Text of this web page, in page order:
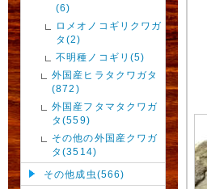
(6)
ロメオノコギリクワガ
タ(2)
不明種ノコギリ(5)
外国産ヒラタクワガタ
(872)
外国産フタマタクワガ
タ(559)
その他の外国産クワガ
タ(3514)
その他成虫(566)